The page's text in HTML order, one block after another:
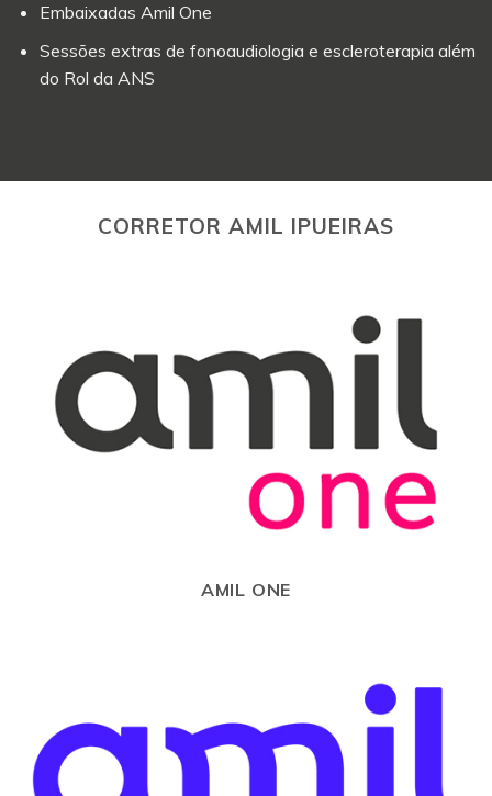
Embaixadas Amil One
Sessões extras de fonoaudiologia e escleroterapia além
do Rol da ANS
CORRETOR AMIL IPUEIRAS
AMIL ONE